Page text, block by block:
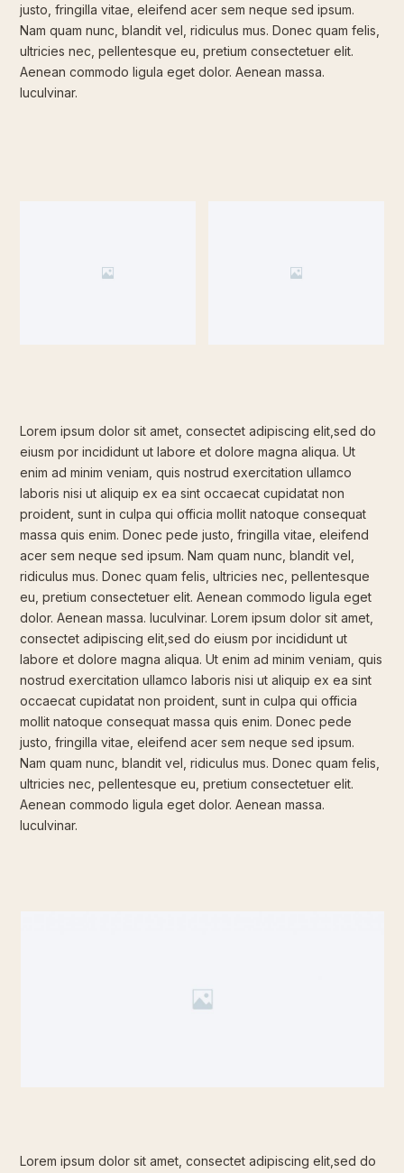
justo, fringilla vitae, eleifend acer sem neque sed ipsum.
Nam quam nunc, blandit vel, ridiculus mus. Donec quam felis,
ultricies nec, pellentesque eu, pretium consectetuer elit.
Aenean commodo ligula eget dolor. Aenean massa.
luculvinar.
Lorem ipsum dolor sit amet, consectet adipiscing elit,sed do
eiusm por incididunt ut labore et dolore magna aliqua. Ut
enim ad minim veniam, quis nostrud exercitation ullamco
laboris nisi ut aliquip ex ea sint occaecat cupidatat non
proident, sunt in culpa qui officia mollit natoque consequat
massa quis enim. Donec pede justo, fringilla vitae, eleifend
acer sem neque sed ipsum. Nam quam nunc, blandit vel,
ridiculus mus. Donec quam felis, ultricies nec, pellentesque
eu, pretium consectetuer elit. Aenean commodo ligula eget
dolor. Aenean massa. luculvinar. Lorem ipsum dolor sit amet,
consectet adipiscing elit,sed do eiusm por incididunt ut
labore et dolore magna aliqua. Ut enim ad minim veniam, quis
nostrud exercitation ullamco laboris nisi ut aliquip ex ea sint
occaecat cupidatat non proident, sunt in culpa qui officia
mollit natoque consequat massa quis enim. Donec pede
justo, fringilla vitae, eleifend acer sem neque sed ipsum.
Nam quam nunc, blandit vel, ridiculus mus. Donec quam felis,
ultricies nec, pellentesque eu, pretium consectetuer elit.
Aenean commodo ligula eget dolor. Aenean massa.
luculvinar.
Lorem ipsum dolor sit amet, consectet adipiscing elit,sed do